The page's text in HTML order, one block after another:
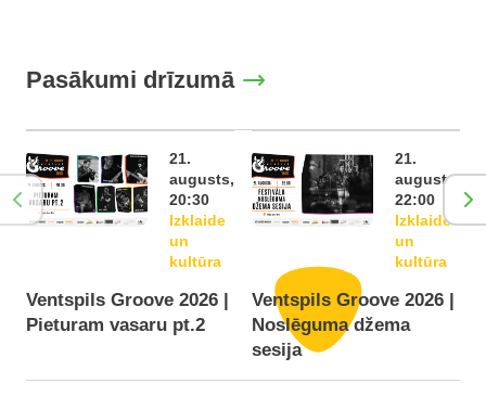
Pasākumi drīzumā
21.
augusts,
20:30
Izklaide
un
kultūra
Ventspils Groove 2026 |
Pieturam vasaru pt.2
21.
augusts,
22:00
Izklaide
un
kultūra
Ventspils Groove 2026 |
Noslēguma džema
sesija